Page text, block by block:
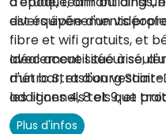
divers événements
est équipée d'un
fibre et wifi gratuits, et
avec accueil sécurisé,
d'un bar, et d'un
additionnels tels que
team building sont
Idéalement situé à
métro Strasbourg Saint-
les lignes 4, 8 et 9, et
Plus d'infos